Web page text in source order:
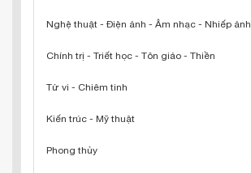
Nghệ thuật - Điện ảnh - Âm nhạc - Nhiếp ảnh
Chính trị - Triết học - Tôn giáo - Thiền
Tử vi - Chiêm tinh
Kiến trúc - Mỹ thuật
Phong thủy